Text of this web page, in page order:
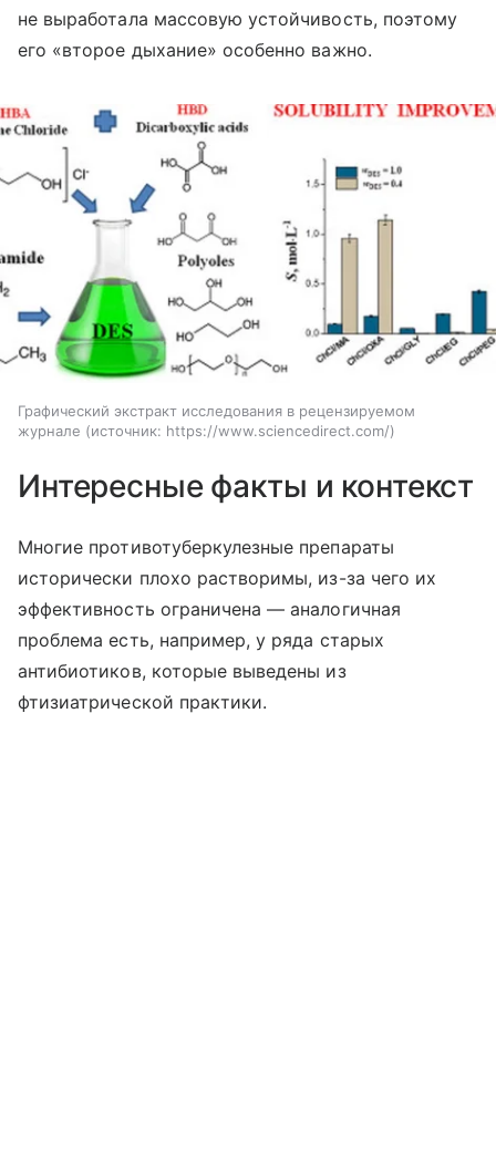
не выработала массовую устойчивость, поэтому
его «второе дыхание» особенно важно.
Графический экстракт исследования в рецензируемом
журнале
источник: https://www.sciencedirect.com/
Интересные факты и контекст
Многие противотуберкулезные препараты
исторически плохо растворимы, из-за чего их
эффективность ограничена — аналогичная
проблема есть, например, у ряда старых
антибиотиков, которые выведены из
фтизиатрической практики.